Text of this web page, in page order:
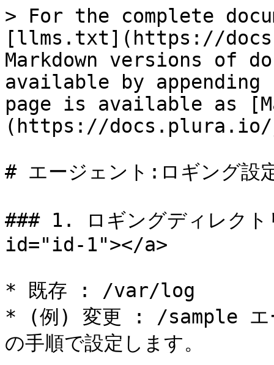
> For the complete
[llms.txt](https://
Markdown versions of
available by
page is available as
(https://docs.plura.io/
# エージェント:ロギング設
### 1. ロギングディレク
id="id-1"></a>
* 既存 : /var/log
* (例) 変更 : /sample エー
の手順で設定します。